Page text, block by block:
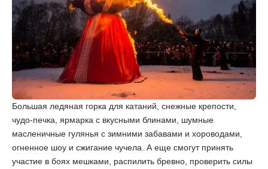
Большая ледяная горка для катаний, снежные крепости,
чудо-печка, ярмарка с вкусными блинами, шумные
масленичные гулянья с зимними забавами и хороводами,
огненное шоу и сжигание чучела. А еще смогут принять
участие в боях мешками, распилить бревно, проверить силы